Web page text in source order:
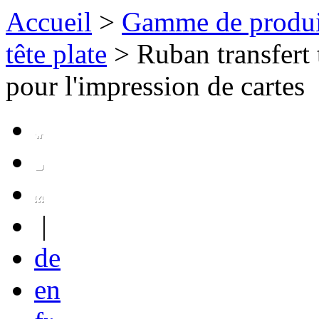
Accueil > Gamme de
tête plate > Ruban
pour l'impression de cartes
|
de
en